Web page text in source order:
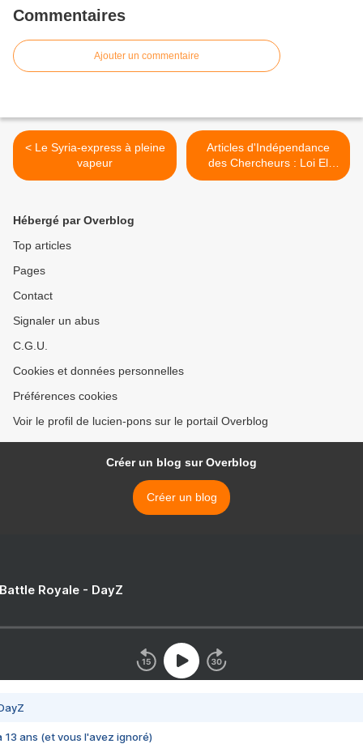
Commentaires
Ajouter un commentaire
< Le Syria-express à pleine
vapeur
Articles d'Indépendance
des Chercheurs : Loi El
Khomri, manifestations... et
Hébergé par Overblog
Top articles
Pages
Contact
Signaler un abus
C.G.U.
Cookies et données personnelles
Préférences cookies
Voir le profil de lucien-pons sur le portail Overblog
Créer un blog sur Overblog
Créer un blog
Royale - DayZ
13 ans (et vous l'avez ignoré)